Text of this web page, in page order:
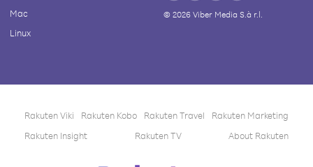
Mac
Linux
© 2026Viber Media S.à r.l.
Rakuten Viki Rakuten Kobo Rakuten Travel
Rakuten Marketing
Rakuten Insight
Rakuten TV About Rakuten